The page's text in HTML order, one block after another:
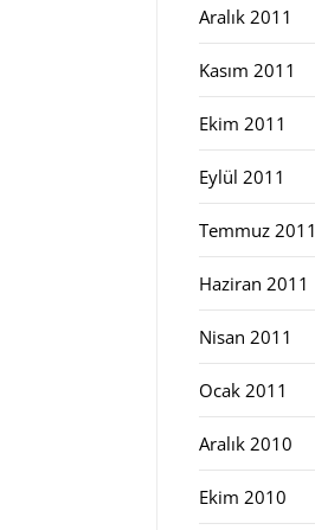
Aralık 2011
Kasım 2011
Ekim 2011
Eylül 2011
Temmuz 2011
Haziran 2011
Nisan 2011
Ocak 2011
Aralık 2010
Ekim 2010